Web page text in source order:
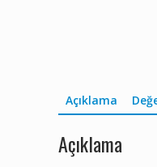
Açıklama
Açıklama